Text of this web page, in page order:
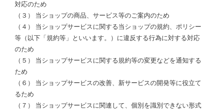
対応のため
（３） 当ショップの商品、サービス等のご案内のため
（４） 当ショップサービスに関する当ショップの規約、ポリシー
等（以下「規約等」といいます。）に違反する行為に対する対応
のため
（５） 当ショップサービスに関する規約等の変更などを通知する
ため
（６） 当ショップサービスの改善、新サービスの開発等に役立て
るため
（７） 当ショップサービスに関連して、個別を識別できない形式